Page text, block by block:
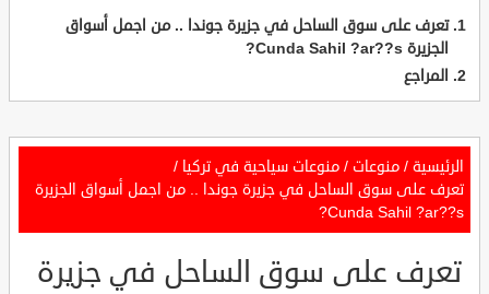
تعرف على سوق الساحل في جزيرة جوندا .. من اجمل أسواق
الجزيرة Cunda Sahil ?ar??s?
المراجع
الرئيسية / منوعات / منوعات سياحية في تركيا /
تعرف على سوق الساحل في جزيرة جوندا .. من اجمل أسواق الجزيرة
Cunda Sahil ?ar??s?
تعرف على سوق الساحل في جزيرة